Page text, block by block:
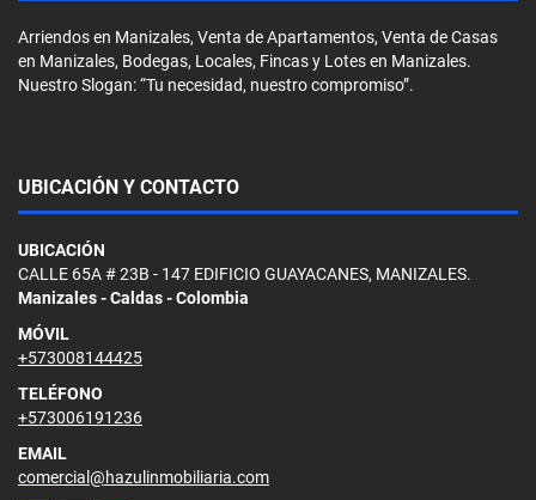
Arriendos en Manizales, Venta de Apartamentos, Venta de Casas
en Manizales, Bodegas, Locales, Fincas y Lotes en Manizales.
Nuestro Slogan: “Tu necesidad, nuestro compromiso”.
UBICACIÓN Y CONTACTO
UBICACIÓN
CALLE 65A # 23B - 147 EDIFICIO GUAYACANES, MANIZALES.
Manizales - Caldas - Colombia
MÓVIL
+573008144425
TELÉFONO
+573006191236
EMAIL
comercial@hazulinmobiliaria.com